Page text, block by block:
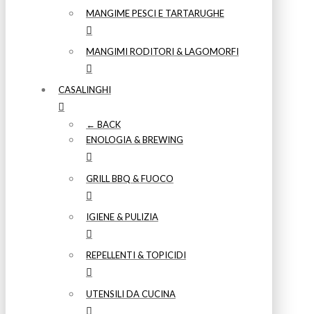
MANGIME PESCI E TARTARUGHE
MANGIMI RODITORI & LAGOMORFI
CASALINGHI
← BACK
ENOLOGIA & BREWING
GRILL BBQ & FUOCO
IGIENE & PULIZIA
REPELLENTI & TOPICIDI
UTENSILI DA CUCINA